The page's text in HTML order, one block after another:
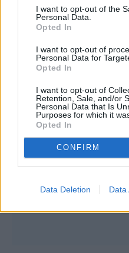
I want to opt-out of the
Personal Data.
Opted In
I want to opt-out of
Personal Data for
Opted In
I want to opt-out of
Retention, Sale, and/or
Personal Data that Is
Purposes for which it
Opted In
CONFIRM
Data Deletion Data